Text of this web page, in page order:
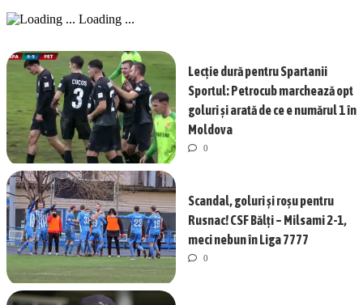
Loading ...
Lecție dură pentru Spartanii
Sportul: Petrocub marchează opt
goluri și arată de ce e numărul 1 în
Moldova
0
Scandal, goluri și roșu pentru
Rusnac! CSF Bălți – Milsami 2-1,
meci nebun în Liga 7777
0